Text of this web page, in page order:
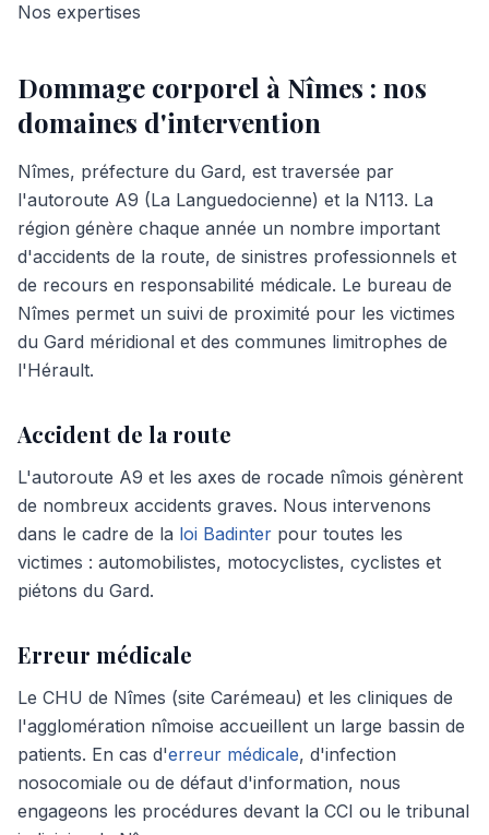
Nos expertises
Dommage corporel à Nîmes : nos
domaines d'intervention
Nîmes, préfecture du Gard, est traversée par
l'autoroute A9 (La Languedocienne) et la N113. La
région génère chaque année un nombre important
d'accidents de la route, de sinistres professionnels et
de recours en responsabilité médicale. Le bureau de
Nîmes permet un suivi de proximité pour les victimes
du Gard méridional et des communes limitrophes de
l'Hérault.
Accident de la route
L'autoroute A9 et les axes de rocade nîmois génèrent
de nombreux accidents graves. Nous intervenons
dans le cadre de la loi Badinter pour toutes les
victimes : automobilistes, motocyclistes, cyclistes et
piétons du Gard.
Erreur médicale
Le CHU de Nîmes (site Carémeau) et les cliniques de
l'agglomération nîmoise accueillent un large bassin de
patients. En cas d'erreur médicale, d'infection
nosocomiale ou de défaut d'information, nous
engageons les procédures devant la CCI ou le tribunal